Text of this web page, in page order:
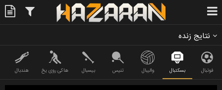
نتایج زنده
فوتبال بسکتبال والیبال تنیس بیسبال هاکی روی یخ هندبال